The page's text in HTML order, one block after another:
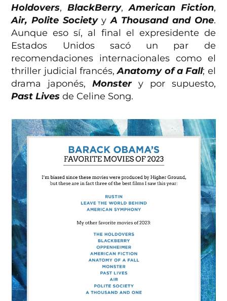
Holdovers,BlackBerry,American Fiction,
Air, Polite SocietyyA Thousand and One.
Aunque eso sí, al final el expresidente de
Estados Unidos sacó un par de
recomendaciones internacionales como el
thriller judicial francés,Anatomy of a Fall; el
drama japonés,Monstery por supuesto,
Past Lives de Celine Song.